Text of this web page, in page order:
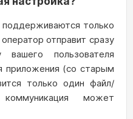
только
отправит сразу
пользователя
приложения (со старым
только один файл/
может